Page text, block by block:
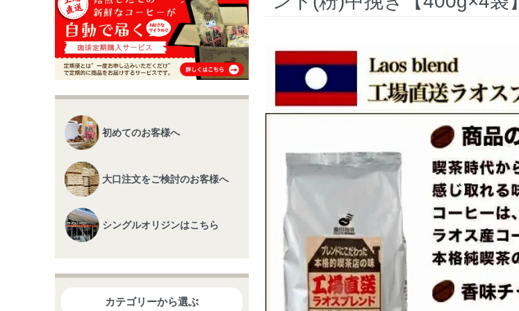
初めてのお客様へ
大口注文をご検討のお客様へ
シングルオリジンはこちら
カテゴリーから選ぶ